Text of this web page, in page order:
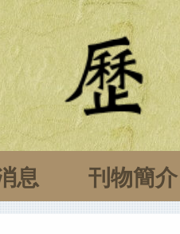
息 刊物簡介